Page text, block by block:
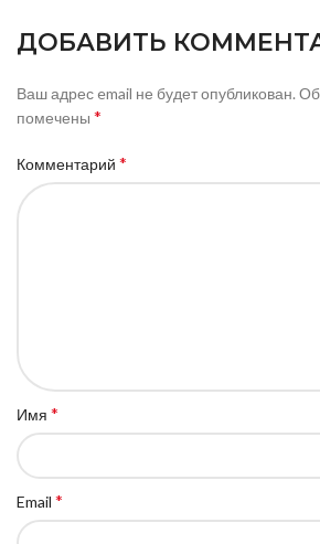
ДОБАВИТЬ
Ваш адрес email не будет опубликован.
помечены *
Комментарий *
Имя *
Email *